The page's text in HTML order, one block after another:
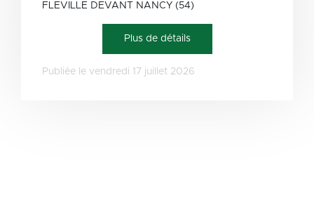
FLEVILLE DEVANT NANCY (54)
Plus de détails
Publiée le vendredi 17 juillet 2026